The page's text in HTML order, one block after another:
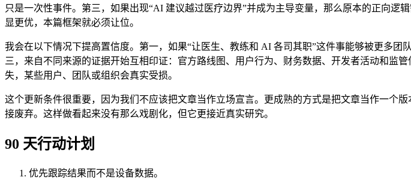
只是一次性事件。第三，如果出现“AI 建议越过医疗边界”并成为主导变量，那么原本的正向
显更优，本篇框架就必须让位。
我会在以下情况下提高置信度。第一，如果“让医生、教练和 AI 各司其职”这件事能够被更多
三，来自不同来源的证据开始互相印证：官方路线图、用户行为、财务数据、开发者活动和监
失，某些用户、团队或组织会真实受损。
这个更新条件很重要，因为我们不应该把文章当作立场宣言。更成熟的方式是把文章当作一个
接废弃。这样做看起来没有那么戏剧化，但它更接近真实研究。
90 天行动计划
优先跟踪结果而不是设备数据。